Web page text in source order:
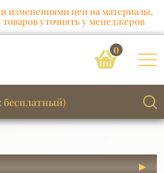
изменениями цен на материалы,
уточнять у менеджеров
0
бесплатный)